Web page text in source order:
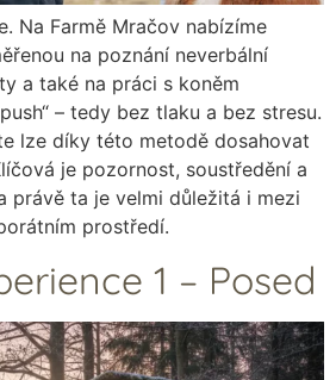
Na Farmě Mračov nabízíme
na poznání neverbální
a také na práci s koněm
– tedy bez tlaku a bez stresu.
lze díky této metodě dosahovat
je pozornost, soustředění a
právě ta je velmi důležitá i mezi
prostředí.
1 – Posed